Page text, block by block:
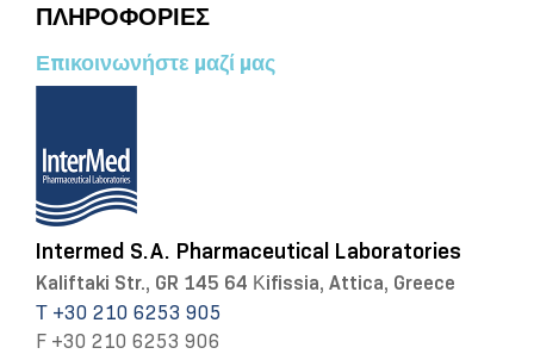
ΠΛΗΡΟΦΟΡΙΕΣ
Επικοινωνήστε μαζί μας
Intermed S.A. Pharmaceutical Laboratories
Kaliftaki Str., GR 145 64 Κifissia, Attica, Greece
Τ +30 210 6253 905
F +30 210 6253 906